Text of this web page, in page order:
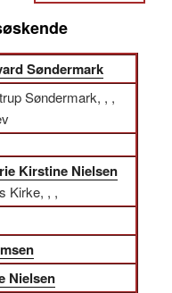
Søndermark
Søndermark, , ,
Kirstine Nielsen
Kirke, , ,
Nielsen